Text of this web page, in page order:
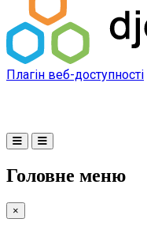
Плагін веб-доступності
Головне меню
×